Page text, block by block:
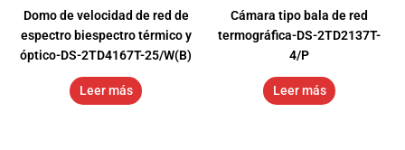
Domo de velocidad de red de
espectro biespectro térmico y
óptico-DS-2TD4167T-25/W(B)
Leer más
Cámara tipo bala de red
termográfica-DS-2TD2137T-
4/P
Leer más